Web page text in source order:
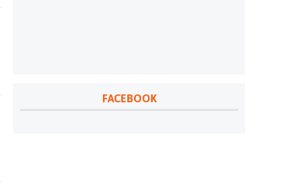
FACEBOOK